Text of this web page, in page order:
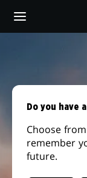
main
Do you have
Choose
remember
future.